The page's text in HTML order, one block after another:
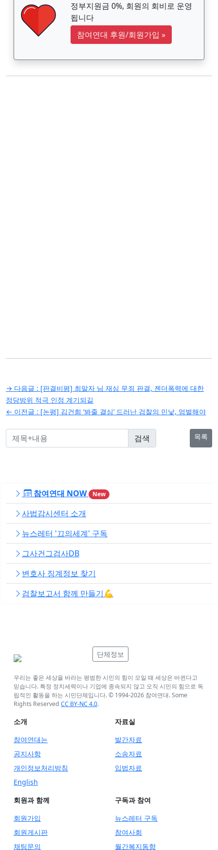
정부지원금 0%, 회원의 회비로 운영
됩니다
참여연대 후원/회원가입 »
글
탐
색
→ 다음글 : [판결비평] 최말자 님 재심 무죄 판결, 젠더폭력에 대한
정당방위 적극 인정 계기되길
← 이전글 : [논평] 김건희 ‘봐줄 결심’ 드러난 검찰의 민낯, 엄벌해야
목록
참여연대 NOW New
사법감시센터 소개
뉴스레터 '끄의세계' 구독
그사건그검사DB
변호사 징계정보 찾기
검찰보고서 함께 만들기💪
단체정보
우리는 좋은 세상을 바라는 평범한 시민의 힘이 모일 때 세상은 바뀐다고
믿습니다. 특정 정치세력이나 기업에 종속되지 않고 오직 시민의 힘으로 독
립적인 활동을 하는 시민단체입니다. © 1994-2026 참여연대. Some
Rights Reserved CC BY-NC 4.0.
소개
참여연대는
공지사항
개인정보처리방침
English
자료실
발간자료
소송자료
입법자료
회원과 함께
회원가입
회원게시판
채팅문의
구독과 참여
뉴스레터 구독
참여사회
월간복지동향